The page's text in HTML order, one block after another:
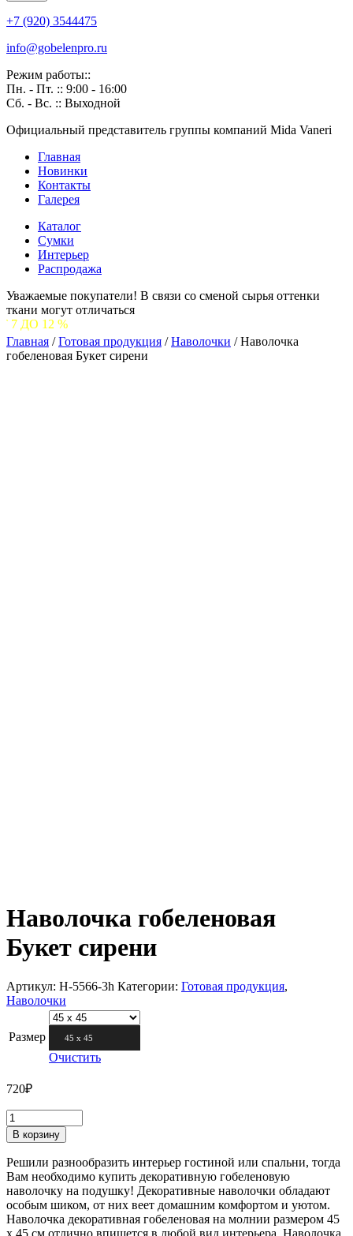
+7 (920) 3544475
info@gobelenpro.ru
Режим работы::
Пн. - Пт. :: 9:00 - 16:00
Сб. - Вс. :: Выходной
Официальный представитель группы компаний Mida Vaneri
Главная
Новинки
Контакты
Галерея
Каталог
Сумки
Интерьер
Распродажа
Уважаемые покупатели! В связи со сменой сырья оттенки
ткани могут отличаться
%
Главная /Готовая продукция /Наволочки /Наволочка
гобеленовая Букет сирени
Наволочка гобеленовая
Букет сирени
Артикул: Н-5566-3h Категории: Готовая продукция,
Наволочки
Размер 45 х 45
Очистить
720₽
В корзину
Решили разнообразить интерьер гостиной или спальни, тогда
Вам необходимо купить декоративную гобеленовую
наволочку на подушку! Декоративные наволочки обладают
особым шиком, от них веет домашним комфортом и уютом.
Наволочка декоративная гобеленовая на молнии размером 45
х 45 см отлично впишется в любой вид интерьера. Наволочка